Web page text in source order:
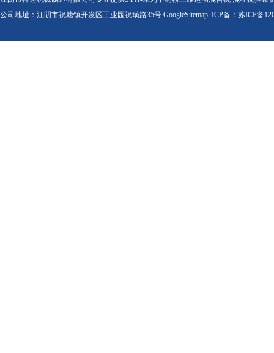
公司地址：江阴市祝塘镇开发区工业园祝璜路35号 GoogleSitemap ICP备： 苏ICP备